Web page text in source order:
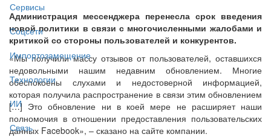
Сервисы
Соцсети
Импортозамещение
Технологии
ИИ
Связь
Администрация мессенджера перенесла срок введения
новой политики в связи с многочисленными жалобами и
критикой со стороны пользователей и конкурентов.
«Мы получили массу отзывов от пользователей, оставшихся
недовольными нашим недавним обновлением. Многие
обеспокоены слухами и недостоверной информацией,
которая получила распространение в связи этим обновлением
[…] Это обновление ни в коей мере не расширяет наши
полномочия в отношении предоставления пользовательских
данных Facebook», – сказано на сайте компании.